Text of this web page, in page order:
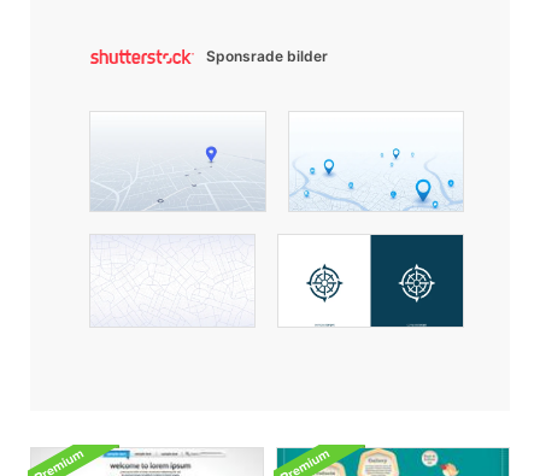
Sponsrade bilder